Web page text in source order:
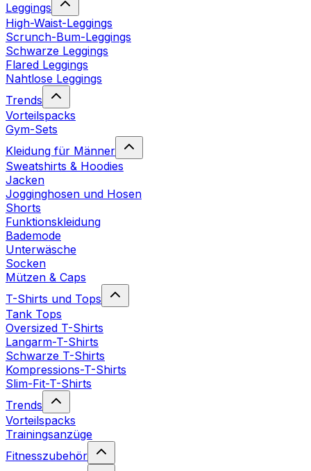
Leggings
High-Waist-Leggings
Scrunch-Bum-Leggings
Schwarze Leggings
Flared Leggings
Nahtlose Leggings
Trends
Vorteilspacks
Gym-Sets
Kleidung für Männer
Sweatshirts & Hoodies
Jacken
Jogginghosen und Hosen
Shorts
Funktionskleidung
Bademode
Unterwäsche
Socken
Mützen & Caps
T-Shirts und Tops
Tank Tops
Oversized T-Shirts
Langarm-T-Shirts
Schwarze T-Shirts
Kompressions-T-Shirts
Slim-Fit-T-Shirts
Trends
Vorteilspacks
Trainingsanzüge
Fitnesszubehör